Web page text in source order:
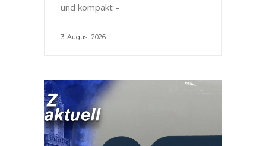
und kompakt –
3. August 2026